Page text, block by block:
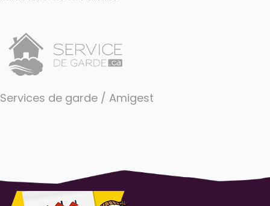
Services de garde / Amigest